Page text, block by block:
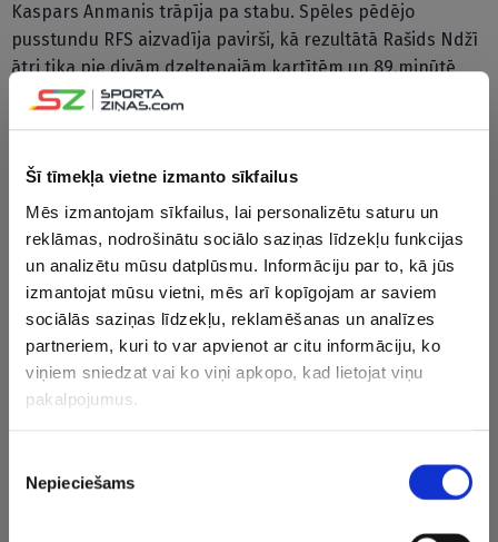
Šī tīmekļa vietne izmanto sīkfailus
Mēs izmantojam sīkfailus, lai personalizētu saturu un
reklāmas, nodrošinātu sociālo saziņas līdzekļu funkcijas
un analizētu mūsu datplūsmu. Informāciju par to, kā jūs
izmantojat mūsu vietni, mēs arī kopīgojam ar saviem
sociālās saziņas līdzekļu, reklamēšanas un analīzes
partneriem, kuri to var apvienot ar citu informāciju, ko
viņiem sniedzat vai ko viņi apkopo, kad lietojat viņu
pakalpojumus.
izvēle
Nepieciešams
Kaspars Anmanis trāpīja pa stabu. Spēles pēdējo
pusstundu RFS aizvadīja pavirši, kā rezultātā Rašids Ndžī
ātri tika pie divām dzeltenajām kartītēm un 89.minūtē
tika noraidīts no laukuma.
komandassvinēja uzvaras un vēl vairāk attālinājās no
pārspēļu zonas. “Metta” mājās ar 2:1 (0:1) pārspēja vienu
no savām tiešajām konkurentēm “Grobiņa”/LFS komandu,
kamēr “Liepāja” viesos ar rezultātu 1:0 (0:0) bija pārāka
pār “Valmieru”. Pirmdien 33.kārtas noslēgumā “Auda” savā
laukumā uzņems “Jelgavu”.
Turnīra tabulā pēc 33 spēlēm RFS kontā ir 84 punkti,
“Riga” ir 78 punkti, “Valmierai” – 51 punkts, bet “Audai” –
2000″/”Telms” komandai – 32 punkti, “Grobiņa”/LFS